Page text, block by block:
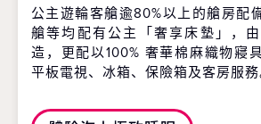
公主遊輪客艙逾80%以上的艙房配
艙等均配有公主「奢享床墊」，
造，更配以100% 奢華棉麻織物寢
平板電視、冰箱、保險箱及客房服務